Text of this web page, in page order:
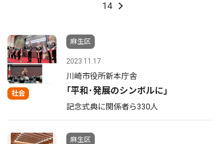
14
社会
麻生区
2023.11.17
川崎市役所新本庁舎
｢平和･発展のシンボルに｣
記念式典に関係者ら330人
麻生区